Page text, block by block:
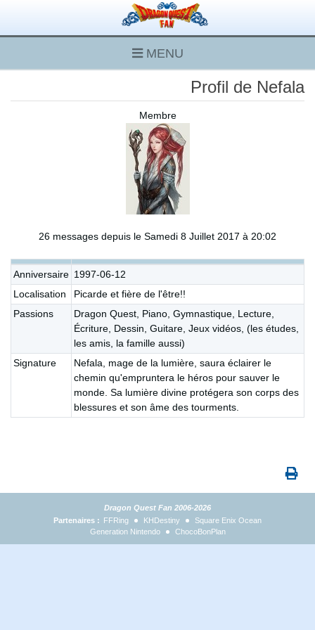
MENU
Profil de Nefala
Membre
26 messages depuis le Samedi 8 Juillet 2017 à 20:02
Anniversaire 1997-06-12
Localisation
Picarde et fière de l'être!!
Passions
Dragon Quest, Piano, Gymnastique, Lecture,
Écriture, Dessin, Guitare, Jeux vidéos, (les études,
les amis, la famille aussi)
Signature
Nefala, mage de la lumière, saura éclairer le
chemin qu'empruntera le héros pour sauver le
monde. Sa lumière divine protégera son corps des
blessures et son âme des tourments.
Dragon Quest Fan 2006-2026
Partenaires : FFRing KHDestiny
Square Enix Ocean
Generation Nintendo
ChocoBonPlan